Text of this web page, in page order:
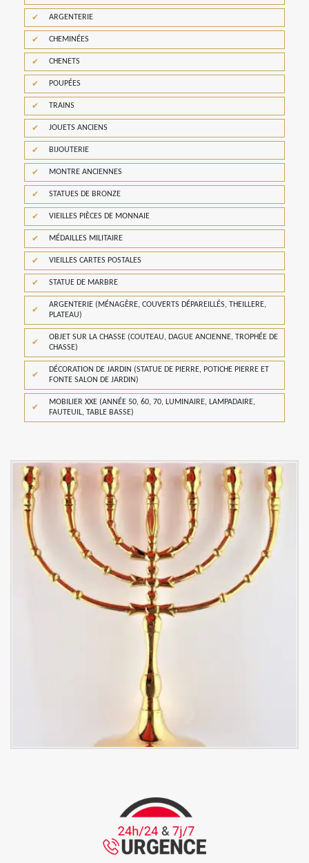
ARGENTERIE
CHEMINÉES
CHENETS
POUPÉES
TRAINS
JOUETS ANCIENS
BIJOUTERIE
MONTRE ANCIENNES
STATUES DE BRONZE
VIEILLES PIÈCES DE MONNAIE
MÉDAILLES MILITAIRE
VIEILLES CARTES POSTALES
STATUE DE MARBRE
ARGENTERIE (MÉNAGÈRE, COUVERTS DÉPAREILLÉS, THEILLERE,
PLATEAU)
OBJET SUR LA CHASSE (COUTEAU, DAGUE ANCIENNE, TROPHÉE DE
CHASSE)
DÉCORATION DE JARDIN (STATUE DE PIERRE, POTICHE PIERRE ET
FONTE SALON DE JARDIN)
MOBILIER XXE (ANNÉE 50, 60, 70, LUMINAIRE, LAMPADAIRE,
FAUTEUIL, TABLE BASSE)